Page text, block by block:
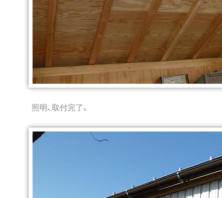
照明、取付完了。